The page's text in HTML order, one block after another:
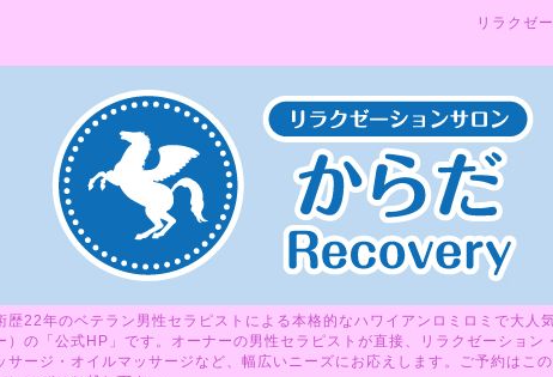
リラクゼ
歴22年のベテラン男性セラピストによる本格的なハワイアンロミロミで大
）の「公式HP」です。オーナーの男性セラピストが直接、リラクゼーショ
サージ・オイルマッサージなど、幅広いニーズにお応えします。ご予約は